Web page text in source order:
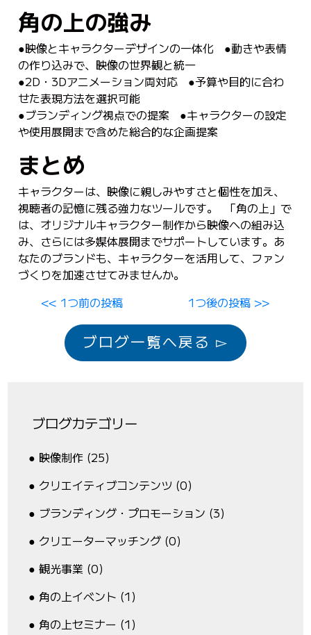
角の上の強み
●映像とキャラクターデザインの一体化 ●動きや表情
の作り込みで、映像の世界観と統一
●2D・3Dアニメーション両対応 ●予算や目的に合わ
せた表現方法を選択可能
●ブランディング視点での提案 ●キャラクターの設定
や使用展開まで含めた総合的な企画提案
まとめ
キャラクターは、映像に親しみやすさと個性を加え、
視聴者の記憶に残る強力なツールです。 「角の上」で
は、オリジナルキャラクター制作から映像への組み込
み、さらには多媒体展開までサポートしています。あ
なたのブランドも、キャラクターを活用して、ファン
づくりを加速させてみませんか。
<< 1つ前の投稿
1つ後の投稿 >>
ブログ一覧へ戻る ▻
ブログカテゴリー
映像制作 (25)
クリエイティブコンテンツ (0)
ブランディング・プロモーション (3)
クリエーターマッチング (0)
観光事業 (0)
角の上イベント (1)
角の上セミナー (1)